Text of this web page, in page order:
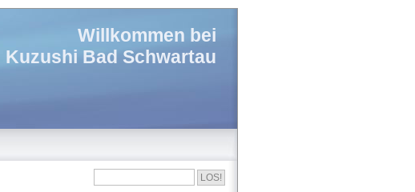
Willkommen bei
Kuzushi Bad Schwartau